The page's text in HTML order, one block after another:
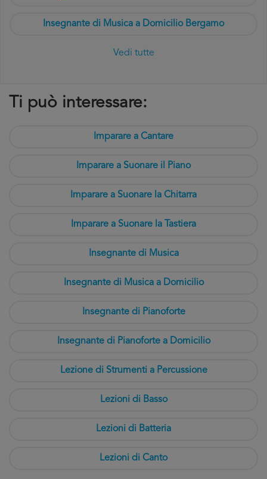
Insegnante di Musica a Domicilio Bergamo
Vedi tutte
Ti può interessare:
Imparare a Cantare
Imparare a Suonare il Piano
Imparare a Suonare la Chitarra
Imparare a Suonare la Tastiera
Insegnante di Musica
Insegnante di Musica a Domicilio
Insegnante di Pianoforte
Insegnante di Pianoforte a Domicilio
Lezione di Strumenti a Percussione
Lezioni di Basso
Lezioni di Batteria
Lezioni di Canto